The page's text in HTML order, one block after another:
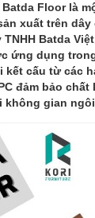
Floor là
xuất trên dây
Batda
ứng dụng
kết cấu từ các
đảm bảo chất
gian